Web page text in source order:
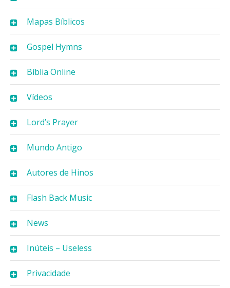
Mapas Bíblicos
Gospel Hymns
Bíblia Online
Vídeos
Lord’s Prayer
Mundo Antigo
Autores de Hinos
Flash Back Music
News
Inúteis – Useless
Privacidade